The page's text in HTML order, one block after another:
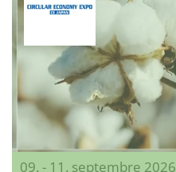
09. - 11. septembre 2026